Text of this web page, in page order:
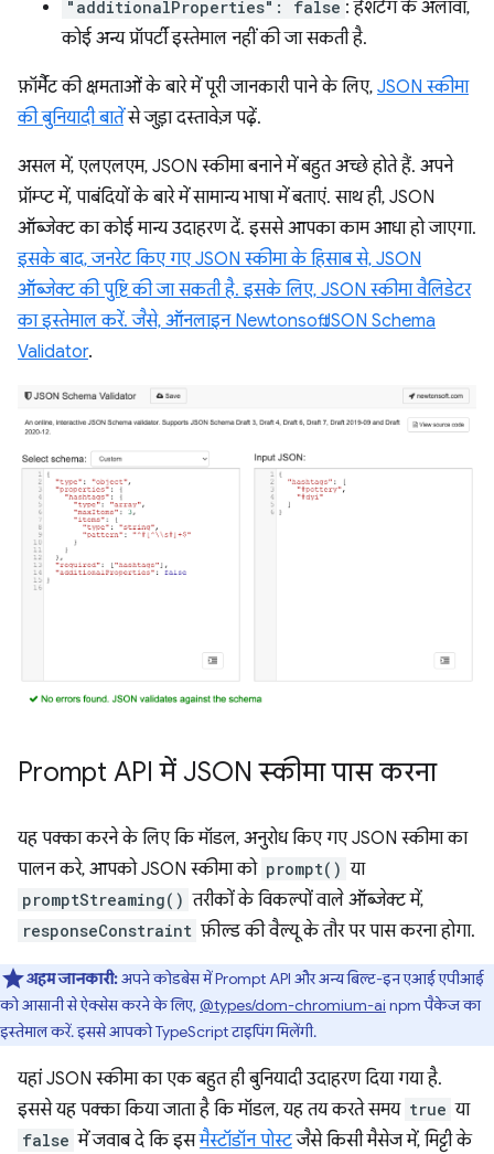
"additionalProperties": false : हैशटैग के अलावा,
कोई अन्य प्रॉपर्टी इस्तेमाल नहीं की जा सकती है.
फ़ॉर्मैट की क्षमताओं के बारे में पूरी जानकारी पाने के लिए, JSON स्कीमा
की बुनियादी बातेंसे जुड़ा दस्तावेज़ पढ़ें.
असल में, एलएलएम, JSON स्कीमा बनाने में बहुत अच्छे होते हैं. अपने
प्रॉम्प्ट में, पाबंदियों के बारे में सामान्य भाषा में बताएं. साथ ही, JSON
ऑब्जेक्ट का कोई मान्य उदाहरण दें. इससे आपका काम आधा हो जाएगा.
इसके बाद, जनरेट किए गए JSON स्कीमा के हिसाब से, JSON
ऑब्जेक्ट की पुष्टि की जा सकती है. इसके लिए, JSON स्कीमा वैलिडेटर
का इस्तेमाल करें. जैसे, ऑनलाइन Newtonsoft JSON Schema
Validator.
Prompt API में JSON स्कीमा पास करना
यह पक्का करने के लिए कि मॉडल, अनुरोध किए गए JSON स्कीमा का
पालन करे, आपको JSON स्कीमा को prompt() या
promptStreaming() तरीकों के विकल्पों वाले ऑब्जेक्ट में,
responseConstraint फ़ील्ड की वैल्यू के तौर पर पास करना होगा.
अहम जानकारी:अपने कोडबेस में Prompt API और अन्य बिल्ट-इन एआई एपीआई
को आसानी से ऐक्सेस करने के लिए, @types/dom-chromium-ai npm पैकेज का
इस्तेमाल करें. इससे आपको TypeScript टाइपिंग मिलेंगी.
यहां JSON स्कीमा का एक बहुत ही बुनियादी उदाहरण दिया गया है.
इससे यह पक्का किया जाता है कि मॉडल, यह तय करते समय true या
false में जवाब दे कि इसमैस्टॉडॉन पोस्टजैसे किसी मैसेज में, मिट्टी के